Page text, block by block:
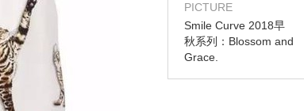
PICTURE
Smile Curve 2018早
秋系列：Blossom and
Grace.